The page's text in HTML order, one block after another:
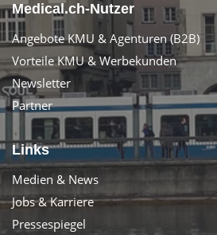
Medical.ch-Nutzer
Angebote KMU & Agenturen (B2B)
Vorteile KMU & Werbekunden
Newsletter
Partner
Links
Medien & News
Jobs & Karriere
Pressespiegel